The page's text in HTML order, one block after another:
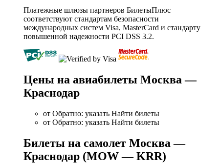
Платежные шлюзы партнеров БилетыПлюс
соответствуют стандартам безопасности
международных систем Visa, MasterCard и стандарту
повышенной надежности PCI DSS 3.2.
Цены на авиабилеты Москва —
Краснодар
от Обратно: указать Найти билеты
от Обратно: указать Найти билеты
Билеты на самолет Москва —
Краснодар (MOW — KRR)